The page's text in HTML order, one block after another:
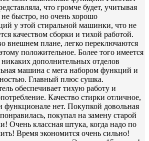
что громче будет, учитывая
быстро, но очень хорошо
у этой стиральной машинки, что не
качеством сборки и тихой работой.
внешнем плане, легко переключаются
положительное. Более того имеется
дополнительных отделов
машина с мега набором функций и
Главный плюс сушка.
обеспечивает тихую работу и
Качество стирки отличное,
функционале нет. Покупкой довольная
покупал на замену старой
Очень классная штука, когда надо по
Время экономится очень сильно!